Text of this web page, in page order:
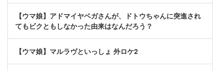
【ウマ娘】アドマイヤベガさんが、ドトウちゃんに突進され
てもビクともしなかった由来はなんだろう？
【ウマ娘】マルラヴといっしょ 外ロケ2